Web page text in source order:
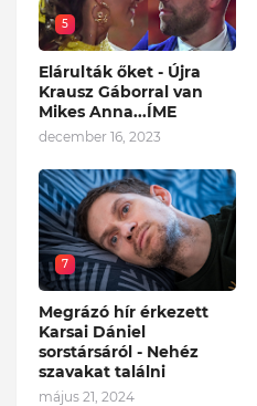
5
Elárulták őket - Újra
Krausz Gáborral van
Mikes Anna...ÍME
december 16, 2023
7
Megrázó hír érkezett
Karsai Dániel
sorstársáról - Nehéz
szavakat találni
május 21, 2024